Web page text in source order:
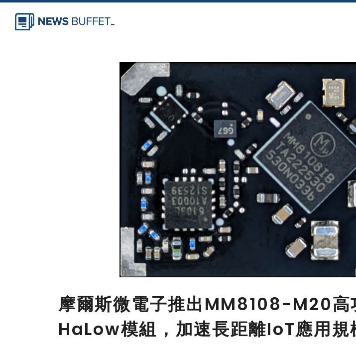
摩爾斯微電子推出MM8108-M20
HaLow模組，加速長距離IoT應用規